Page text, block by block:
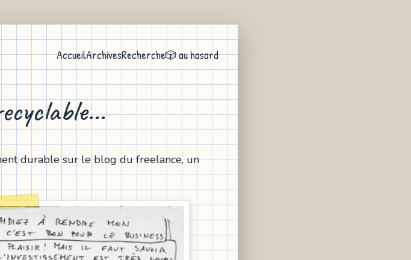
AccueilArchivesRecherche🎲 au hasard
durable sur le blog du freelance, un